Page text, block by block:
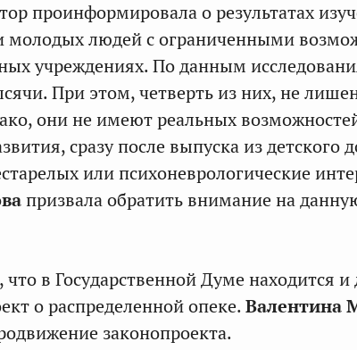
проинформировала о результатах
молодых людей с ограниченными
учреждениях. По данным
При этом, четверть из них, не
они не имеют реальных
сразу после выпуска из детского
или психоневрологические
призвала обратить внимание на
в Государственной Думе находится и
о распределенной опеке.Валентина
законопроекта.